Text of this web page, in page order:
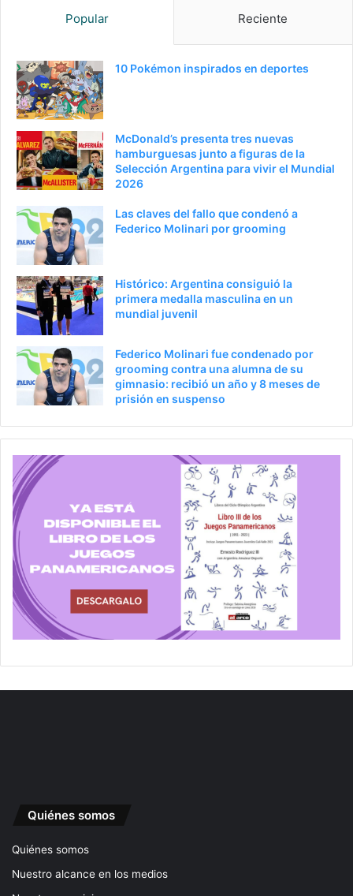
Popular Reciente
10 Pokémon inspirados en deportes
McDonald’s presenta tres nuevas
hamburguesas junto a figuras de la
Selección Argentina para vivir el Mundial
2026
Las claves del fallo que condenó a
Federico Molinari por grooming
Histórico: Argentina consiguió la
primera medalla masculina en un
mundial juvenil
Federico Molinari fue condenado por
grooming contra una alumna de su
gimnasio: recibió un año y 8 meses de
prisión en suspenso
Quiénes somos
Quiénes somos
Nuestro alcance en los medios